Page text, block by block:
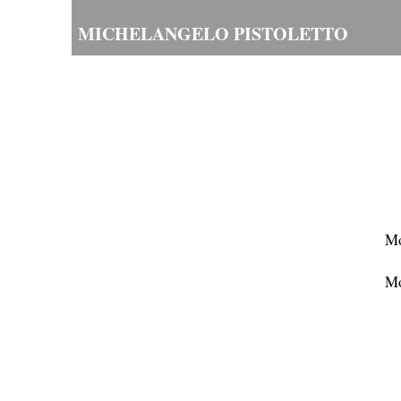
MICHELANGELO PISTOLETTO